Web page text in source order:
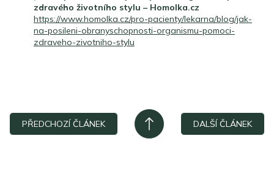
zdravého životního stylu – Homolka.cz
https://www.homolka.cz/pro-pacienty/lekarna/blog/jak-
na-posileni-obranyschopnosti-organismu-pomoci-
zdraveho-zivotniho-stylu
PŘEDCHOZÍ ČLÁNEK DALŠÍ ČLÁNEK